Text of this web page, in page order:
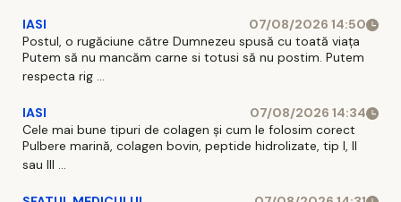
IASI
07/08/2026 14:50
Postul, o rugăciune către Dumnezeu spusă cu toată viața
Putem să nu mancăm carne si totusi să nu postim. Putem
respecta rig ...
IASI
07/08/2026 14:34
Cele mai bune tipuri de colagen și cum le folosim corect
Pulbere marină, colagen bovin, peptide hidrolizate, tip I, II
sau III ...